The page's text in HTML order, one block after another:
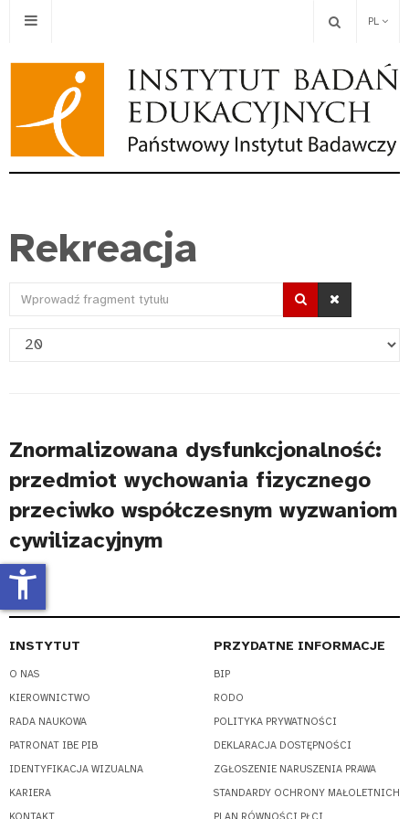
PL
Rekreacja
Wprowadź
tytułu
Pokaż
Znormalizowana dysfunkcjonalność:
przedmiot wychowania fizycznego
przeciwko współczesnym wyzwaniom
cywilizacyjnym
INSTYTUT
O NAS
KIEROWNICTWO
RADA NAUKOWA
PATRONAT IBE PIB
IDENTYFIKACJA WIZUALNA
KARIERA
PRZYDATNE INFORMACJE
BIP
RODO
POLITYKA PRYWATNOŚCI
DEKLARACJA DOSTĘPNOŚCI
ZGŁOSZENIE NARUSZENIA PRAWA
STANDARDY OCHRONY MAŁOLETNICH
accessibility_new